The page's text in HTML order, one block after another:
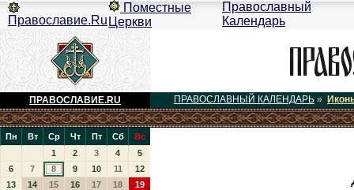
Православие.Ru
Поместные
Церкви
Православный
Календарь
ПРАВОСЛАВИЕ.RU ПРАВОСЛАВНЫЙ КАЛЕНДАРЬ »
Пн Вт Ср Чт Пт Сб
Вс
1
2 3 4
5
6
7 8 9 10 11
12
13
14 15 16 17 18
19